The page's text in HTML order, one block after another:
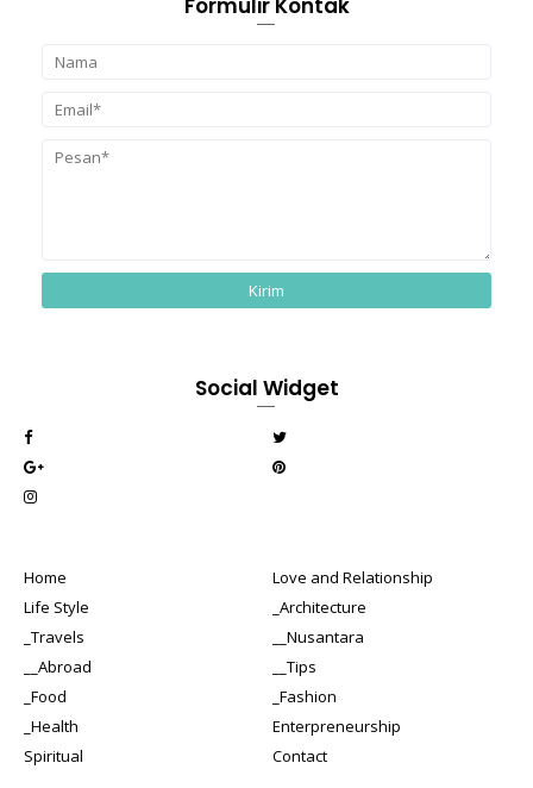
Formulir Kontak
Social Widget
Home
Love and Relationship
Life Style
_Architecture
_Travels
__Nusantara
__Abroad
__Tips
_Food
_Fashion
_Health
Enterpreneurship
Spiritual
Contact